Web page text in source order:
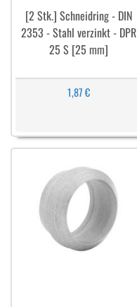
[2 Stk.] Schneidring - DIN
2353 - Stahl verzinkt - DPR
25 S [25 mm]
1,87 €